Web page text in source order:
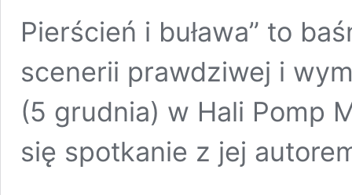
Pierścień i buława” to
scenerii prawdziwej i
(5 grudnia) w Hali Pomp
się spotkanie z jej